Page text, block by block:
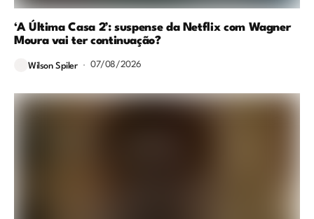
‘A Última Casa 2’: suspense da Netflix com Wagner
Moura vai ter continuação?
Wilson Spiler 07/08/2026